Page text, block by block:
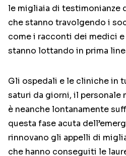
le migliaia di testimonianze
che stanno travolgendo i
come i racconti dei medici
stanno lottando in prima
Gli ospedali e le cliniche in
saturi da giorni, il personale
è neanche lontanamente
questa fase acuta
rinnovano gli appelli di
che hanno conseguiti le